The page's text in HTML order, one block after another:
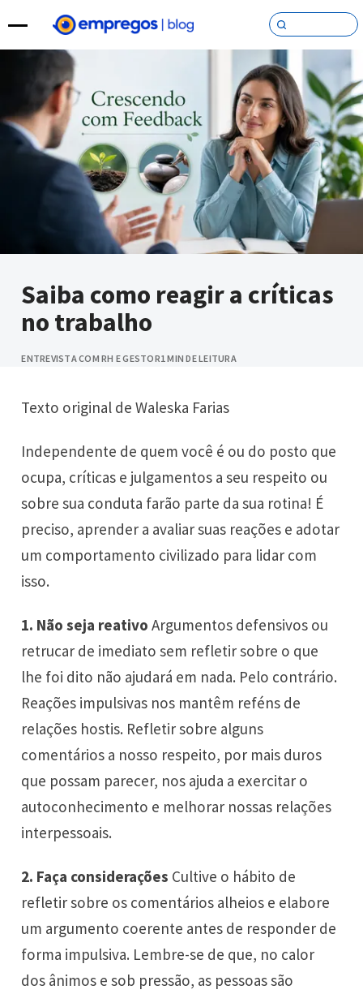
Pular para o conteúdo
Saiba como reagir a críticas
no trabalho
ENTREVISTA COM RH E GESTOR1 MIN DE LEITURA
Texto original de Waleska Farias
Independente de quem você é ou do posto que
ocupa, críticas e julgamentos a seu respeito ou
sobre sua conduta farão parte da sua rotina! É
preciso, aprender a avaliar suas reações e adotar
um comportamento civilizado para lidar com
isso.
1. Não seja reativoArgumentos defensivos ou
retrucar de imediato sem refletir sobre o que
lhe foi dito não ajudará em nada. Pelo contrário.
Reações impulsivas nos mantêm reféns de
relações hostis. Refletir sobre alguns
comentários a nosso respeito, por mais duros
que possam parecer, nos ajuda a exercitar o
autoconhecimento e melhorar nossas relações
interpessoais.
2. Faça considerações Cultive o hábito de
refletir sobre os comentários alheios e elabore
um argumento coerente antes de responder de
forma impulsiva. Lembre-se de que, no calor
dos ânimos e sob pressão, as pessoas são